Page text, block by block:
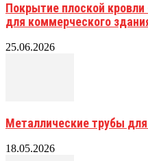
Покрытие плоской
для коммерческого
25.06.2026
Металлические трубы
18.05.2026